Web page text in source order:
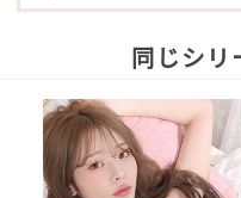
同じシリ